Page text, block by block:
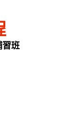
習班